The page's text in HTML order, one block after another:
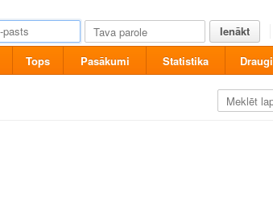
Ienākt
Tops Pasākumi Statistika Draugi